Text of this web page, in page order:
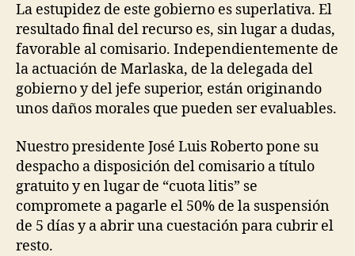
La estupidez de este gobierno es superlativa. El
resultado final del recurso es, sin lugar a dudas,
favorable al comisario. Independientemente de
la actuación de Marlaska, de la delegada del
gobierno y del jefe superior, están originando
unos daños morales que pueden ser evaluables.
Nuestro presidente José Luis Roberto pone su
despacho a disposición del comisario a título
gratuito y en lugar de “cuota litis” se
compromete a pagarle el 50% de la suspensión
de 5 días y a abrir una cuestación para cubrir el
resto.